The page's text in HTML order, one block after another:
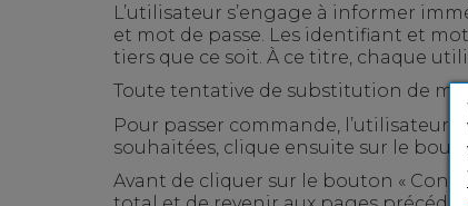
L’utilisateur s’engage à informer
et mot de passe. Les identifiant et
tiers que ce soit. À ce titre, chaque
Toute tentative de substitution de
Pour passer commande,
souhaitées, clique ensuite sur le
Avant de cliquer sur le bouton «